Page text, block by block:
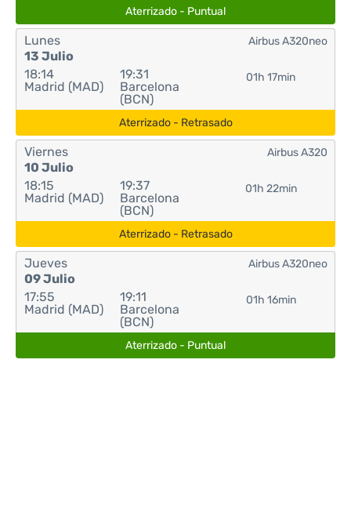
Aterrizado - Puntual
Lunes
13 Julio
18:14
Madrid (MAD)
19:31
Barcelona
(BCN)
01h 17min
Airbus A320neo
Aterrizado - Retrasado
Viernes
10 Julio
18:15
Madrid (MAD)
19:37
Barcelona
(BCN)
01h 22min
Airbus A320
Aterrizado - Retrasado
Jueves
09 Julio
17:55
Madrid (MAD)
19:11
Barcelona
(BCN)
01h 16min
Airbus A320neo
Aterrizado - Puntual